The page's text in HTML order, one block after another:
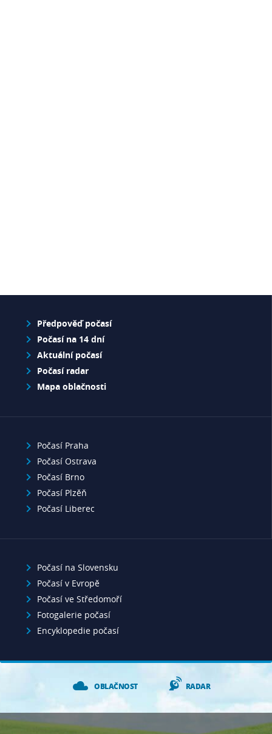
Předpověď počasí
Počasí na 14 dní
Aktuální počasí
Počasí radar
Mapa oblačnosti
Počasí Praha
Počasí Ostrava
Počasí Brno
Počasí Plzěň
Počasí Liberec
Počasí na Slovensku
Počasí v Evropě
Počasí ve Středomoří
Fotogalerie počasí
Encyklopedie počasí
OBLAČNOST RADAR